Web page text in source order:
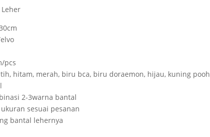
pcs
hitam, merah, biru bca, biru doraemon, hijau, kuning
2-3warna bantal
sesuai pesanan
bantal lehernya